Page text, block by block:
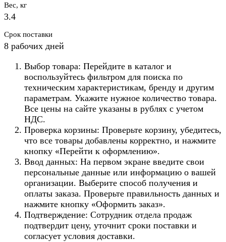
Вес, кг
3.4
Срок поставки
8 рабочих дней
Выбор товара: Перейдите в каталог и
воспользуйтесь фильтром для поиска по
техническим характеристикам, бренду и другим
параметрам. Укажите нужное количество товара.
Все цены на сайте указаны в рублях с учетом
НДС.
Проверка корзины: Проверьте корзину, убедитесь,
что все товары добавлены корректно, и нажмите
кнопку «Перейти к оформлению».
Ввод данных: На первом экране введите свои
персональные данные или информацию о вашей
организации. Выберите способ получения и
оплаты заказа. Проверьте правильность данных и
нажмите кнопку «Оформить заказ».
Подтверждение: Сотрудник отдела продаж
подтвердит цену, уточнит сроки поставки и
согласует условия доставки.